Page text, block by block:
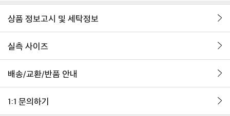
상품 정보고시 및 세탁정보
실측 사이즈
배송/교환/반품 안내
1:1 문의하기